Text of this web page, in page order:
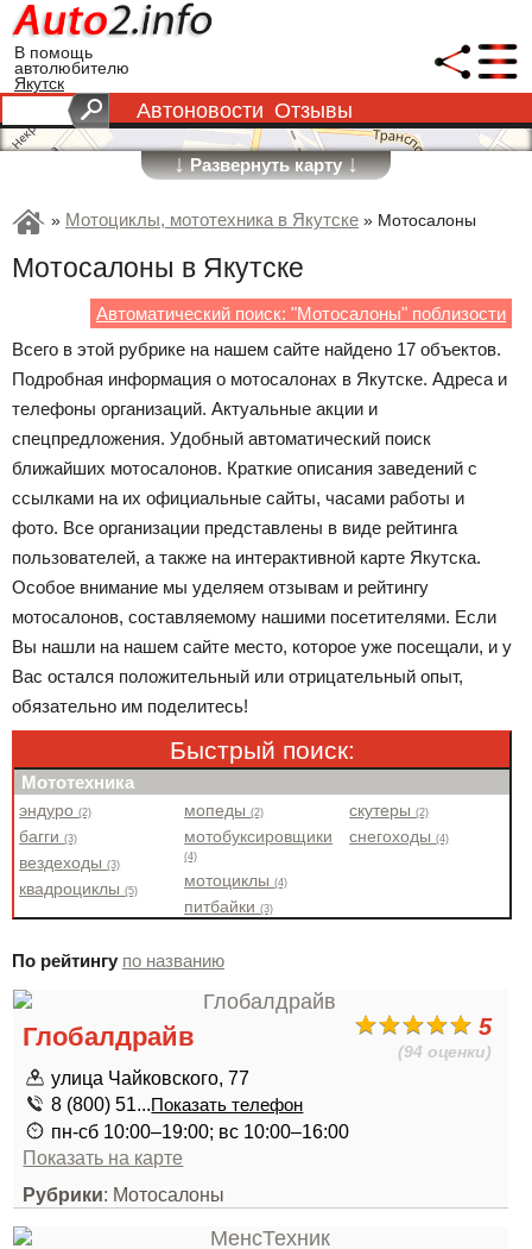
В помощь
автолюбителю
Якутск
Автоновости Отзывы
↓Развернуть карту↓
» Мотоциклы, мототехника в Якутске » Мотосалоны
Мотосалоны в Якутске
Автоматический поиск: "Мотосалоны" поблизости
Всего в этой рубрике на нашем сайте найдено 17 объектов.
Подробная информация о мотосалонах в Якутске. Адреса и
телефоны организаций. Актуальные акции и
спецпредложения. Удобный автоматический поиск
ближайших мотосалонов. Краткие описания заведений с
ссылками на их официальные сайты, часами работы и
фото. Все организации представлены в виде рейтинга
пользователей, а также на интерактивной карте Якутска.
Особое внимание мы уделяем отзывам и рейтингу
мотосалонов, составляемому нашими посетителями. Если
Вы нашли на нашем сайте место, которое уже посещали, и у
Вас остался положительный или отрицательный опыт,
обязательно им поделитесь!
Быстрый поиск:
Мототехника
эндуро(2)
багги(3)
вездеходы(3)
квадроциклы(5)
мопеды(2)
мотобуксировщики
(4)
мотоциклы(4)
питбайки(3)
скутеры(2)
снегоходы(4)
По рейтингу по названию
5
(94 оценки)
Глобалдрайв
улица Чайковского, 77
8 (800) 51...Показать телефон
пн-сб 10:00–19:00; вс 10:00–16:00
Показать на карте
Рубрики: Мотосалоны